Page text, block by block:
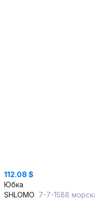
112.08 $
Юбка
SHLOMO 7-7-1588